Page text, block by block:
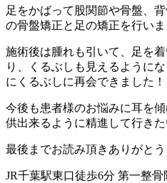
足をかばって股関節や骨盤、
の骨盤矯正と足の矯正を行いま
施術後は腫れも引いて、足を
り、くるぶしも見えるように
にくるぶしに再会できました
今後も患者様のお悩みに耳を
供出来るように精進して行きた
最後までお読み頂きありがとう
JR千葉駅東口徒歩6分 第一整骨